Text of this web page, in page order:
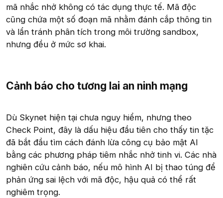
mã nhắc nhở không có tác dụng thực tế. Mã độc
cũng chứa một số đoạn mã nhằm đánh cắp thông tin
và lẩn tránh phân tích trong môi trường sandbox,
nhưng đều ở mức sơ khai.
Cảnh báo cho tương lai an ninh mạng​
Dù Skynet hiện tại chưa nguy hiểm, nhưng theo
Check Point, đây là dấu hiệu đầu tiên cho thấy tin tặc
đã bắt đầu tìm cách đánh lừa công cụ bảo mật AI
bằng các phương pháp tiêm nhắc nhở tinh vi. Các nhà
nghiên cứu cảnh báo, nếu mô hình AI bị thao túng để
phản ứng sai lệch với mã độc, hậu quả có thể rất
nghiêm trọng.